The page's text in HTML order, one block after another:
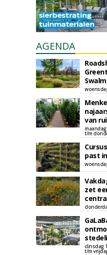
AGENDA
van
t/m
past
zet
dinsdag
t/m